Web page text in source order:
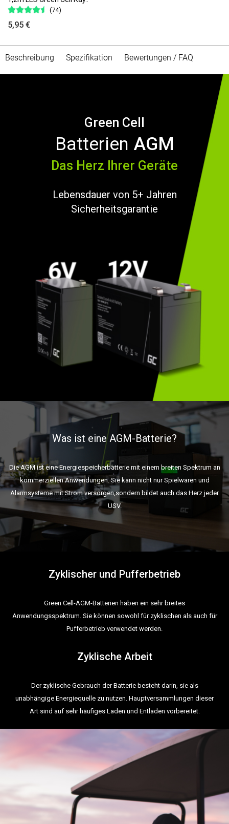
(74)
5,95 €
Beschreibung Spezifikation Bewertungen / FAQ
Green Cell
Batterien AGM
Das Herz Ihrer Geräte
Lebensdauer von 5+ Jahren
Sicherheitsgarantie
Was ist eine AGM-Batterie?
Die AGM ist eine Energiespeicherbatterie mit einem breiten Spektrum an
kommerziellen Anwendungen. Sie kann nicht nur Spielwaren und
Alarmsysteme mit Strom versorgen,sondern bildet auch das Herz jeder
USV.
Zyklischer und Pufferbetrieb
Green Cell-AGM-Batterien haben ein sehr breites
Anwendungsspektrum. Sie können sowohl für zyklischen als auch für
Pufferbetrieb verwendet werden.
Zyklische Arbeit
Der zyklische Gebrauch der Batterie besteht darin, sie als
unabhängige Energiequelle zu nutzen. Hauptversammlungen dieser
Art sind auf sehr häufiges Laden und Entladen vorbereitet.